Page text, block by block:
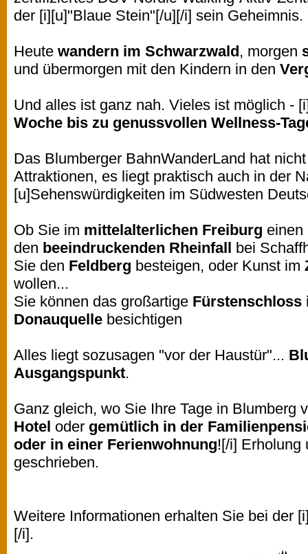
der [i][u]"Blaue Stein"[/u][/i] sein
Heute wandern im Schwarzwald , morgen
und übermorgen mit den Kindern in den
Und alles ist ganz nah. Vieles ist möglich -
Woche bis zu genussvollen Wellness-
Das Blumberger BahnWanderLand hat
Attraktionen, es liegt praktisch auch in der
[u]Sehenswürdigkeiten im Südwesten
Ob Sie im mittelalterlichen Freiburg einen
den beeindruckenden Rheinfall
bei
Sie den Feldberg besteigen, oder Kunst im
wollen...
Sie können das großartige Fürstenschloss
Donauquelle besichtigen
Alles liegt sozusagen "vor der Haustür"...
Ausgangspunkt.
Ganz gleich, wo Sie Ihre Tage in Blumberg
Hotel oder gemütlich in der
oder in einer Ferienwohnung![/i] Erholung
geschrieben.
Weitere Informationen erhalten Sie bei der
[/i].